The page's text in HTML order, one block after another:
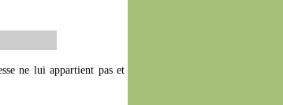
ne lui appartient pas et